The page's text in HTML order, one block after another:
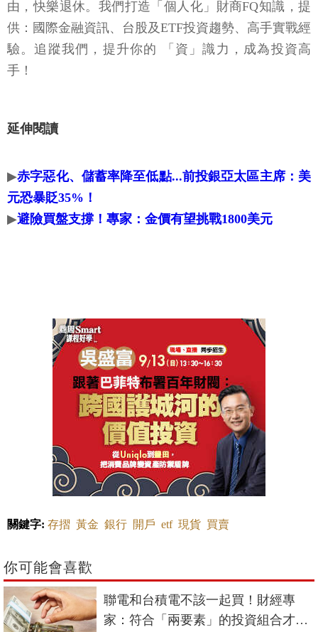
由，快樂退休。我們打造「個人化」財商FQ知識，提
供：國際金融資訊、台股及ETF投資趨勢、高手實戰經
驗。追蹤我們，提升你的 「資」識力，成為投資高
手！
延伸閱讀
▶赤字惡化、儲蓄率降至低點...前投銀亞太區主席：美
元恐暴貶35%！
▶避險買盤支撐！專家：金價有望挑戰1800美元
關鍵字: 存摺 黃金 銀行 開戶 etf 現貨 買賣
你可能會喜歡
聯電和台積電不該一起買！財經專
家：符合「兩要素」的投資組合才算